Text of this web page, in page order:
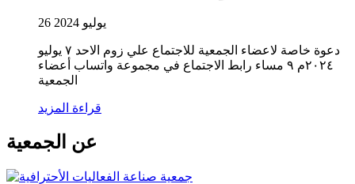
26 يوليو 2024
دعوة خاصة لاعضاء الجمعية للاجتماع علي زوم الاحد ٧ يوليو
٢٠٢٤م ٩ مساء رابط الاجتماع في مجموعة واتساب أعضاء
الجمعية
قراءة المزيد
عن الجمعية